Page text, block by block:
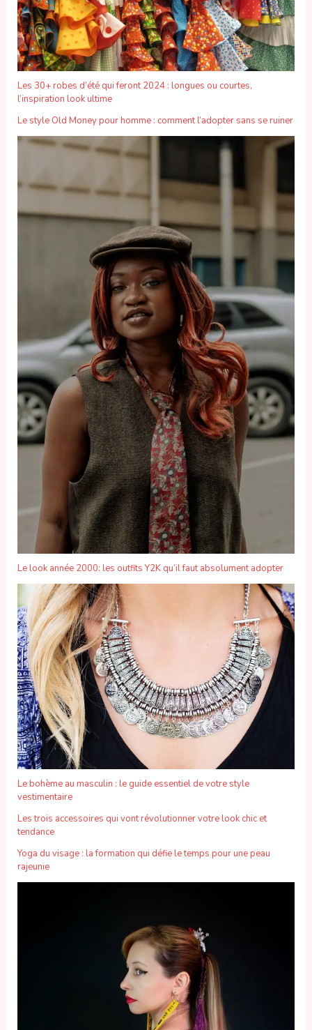
Les 30+ robes d’été qui feront 2024 : longues ou courtes,
l’inspiration look ultime
Le style Old Money pour homme : comment l’adopter sans se ruiner
Le look année 2000: les outfits Y2K qu’il faut absolument adopter
Le bohème au masculin : le guide essentiel de votre style
vestimentaire
Les trois accessoires qui vont révolutionner votre look chic et
tendance
Yoga du visage : la formation qui défie le temps pour une peau
rajeunie